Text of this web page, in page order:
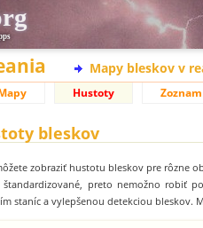
Mapy bleskov v
Hustoty Zoznam
bleskov
zobraziť hustotu bleskov pre rôzne
štandardizované, preto nemožno robiť
staníc a vylepšenou detekciou bleskov.